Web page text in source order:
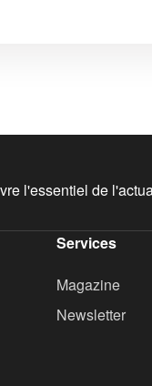
l'essentiel de
Services
Magazine
Newsletter